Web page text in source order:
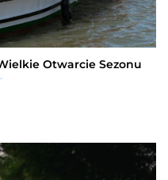
Otwarcie Sezonu